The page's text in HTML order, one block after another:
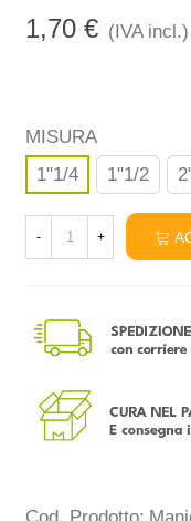
1,70 € (IVA incl.)
MISURA
1"1/4
1"1/2
- +
Cod. Prodotto: